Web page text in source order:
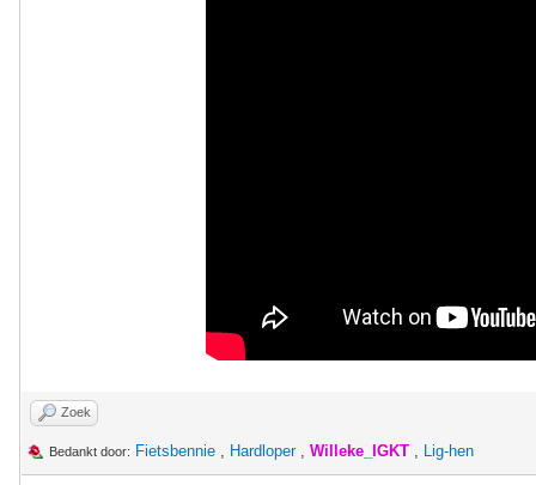
Zoek
Bedankt door: Fietsbennie , Hardloper, Willeke_IGKT , Lig-hen